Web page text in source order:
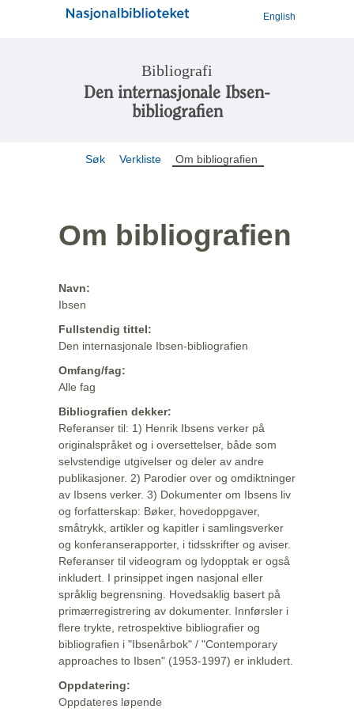
English
Bibliografi
Den internasjonale Ibsen-
bibliografien
Søk Verkliste Om bibliografien
Om bibliografien
Navn:
Ibsen
Fullstendig tittel:
Den internasjonale Ibsen-bibliografien
Omfang/fag:
Alle fag
Bibliografien dekker:
Referanser til: 1) Henrik Ibsens verker på
originalspråket og i oversettelser, både som
selvstendige utgivelser og deler av andre
publikasjoner. 2) Parodier over og omdiktninger
av Ibsens verker. 3) Dokumenter om Ibsens liv
og forfatterskap: Bøker, hovedoppgaver,
småtrykk, artikler og kapitler i samlingsverker
og konferanserapporter, i tidsskrifter og aviser.
Referanser til videogram og lydopptak er også
inkludert. I prinsippet ingen nasjonal eller
språklig begrensning. Hovedsaklig basert på
primærregistrering av dokumenter. Innførsler i
flere trykte, retrospektive bibliografier og
bibliografien i "Ibsenårbok" / "Contemporary
approaches to Ibsen" (1953-1997) er inkludert.
Oppdatering:
Oppdateres løpende